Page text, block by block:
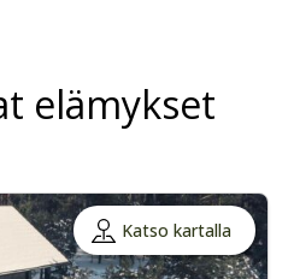
elämykset
Katso kartalla